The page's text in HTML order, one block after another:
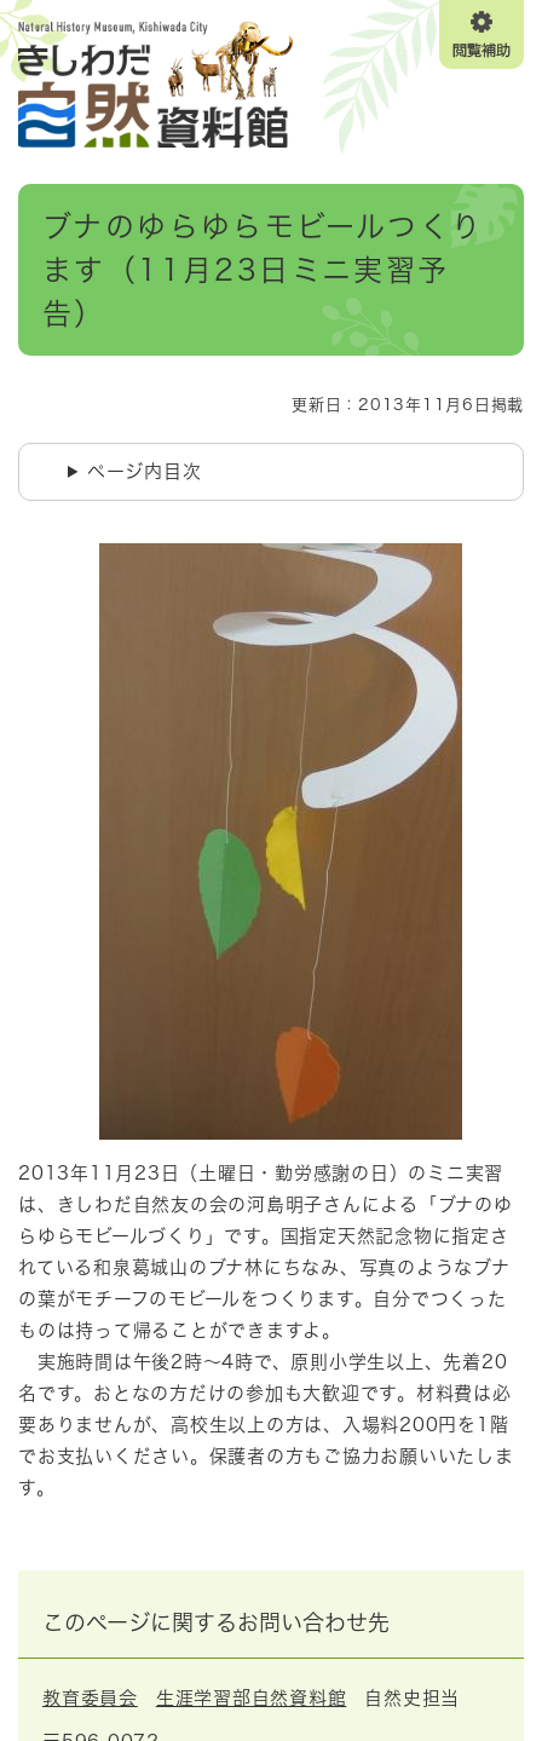
ペ
ー
ジ
メニューを飛ばして本文へ
閲
覧
本
ブナのゆらゆらモビールつくり
ます（11月23日ミニ実習予
告）
更新日：2013年11月6日掲載
ページ内目次
2013年11月23日（土曜日・勤労感謝の日）のミニ実習
は、きしわだ自然友の会の河島明子さんによる「ブナのゆ
らゆらモビールづくり」です。国指定天然記念物に指定さ
れている和泉葛城山のブナ林にちなみ、写真のようなブナ
の葉がモチーフのモビールをつくります。自分でつくった
ものは持って帰ることができますよ。
実施時間は午後2時～4時で、原則小学生以上、先着20
名です。おとなの方だけの参加も大歓迎です。材料費は必
要ありませんが、高校生以上の方は、入場料200円を1階
でお支払いください。保護者の方もご協力お願いいたしま
す。
このページに関するお問い合わせ先
教育委員会 生涯学習部自然資料館 自然史担当